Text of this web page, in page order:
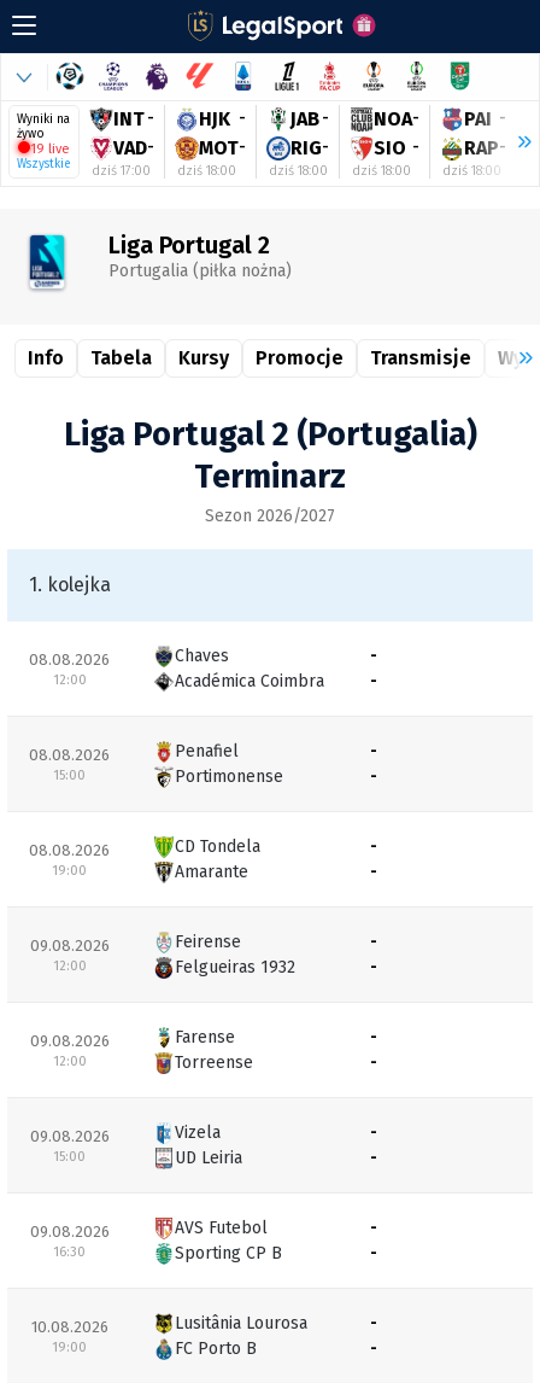
Wyniki na
żywo
19 live
Wszystkie
INT-
VAD-
dziś 17:00
HJK -
MOT-
dziś 18:00
JAB-
RIG-
dziś 18:00
NOA-
SIO -
dziś 18:00
PAI -
RAP-
dziś 18:00
Liga Portugal 2
Portugalia (piłka nożna)
Info Tabela Kursy Promocje Transmisje
Liga Portugal 2 (Portugalia)
Terminarz
Sezon 2026/2027
1. kolejka
08.08.2026
12:00
Chaves
Académica Coimbra
-
-
08.08.2026
15:00
Penafiel
Portimonense
-
-
08.08.2026
19:00
CD Tondela
Amarante
-
-
09.08.2026
12:00
Feirense
Felgueiras 1932
-
-
09.08.2026
12:00
Farense
Torreense
-
-
09.08.2026
15:00
Vizela
UD Leiria
-
-
09.08.2026
16:30
AVS Futebol
Sporting CP B
-
-
10.08.2026
19:00
Lusitânia Lourosa
FC Porto B
-
-